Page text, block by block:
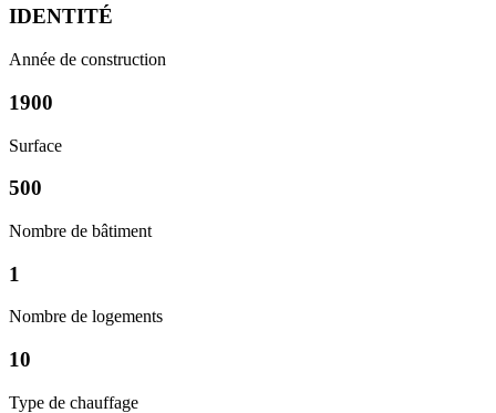
IDENTITÉ
Année de construction
1900
Surface
500
Nombre de bâtiment
1
Nombre de logements
10
Type de chauffage